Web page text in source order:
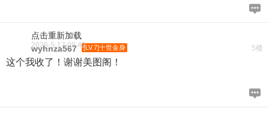
点击重新加载
5楼
wyhnza567 [LV.7]十世金身
2026-5-17 09:42
这个我收了！谢谢美图阁！